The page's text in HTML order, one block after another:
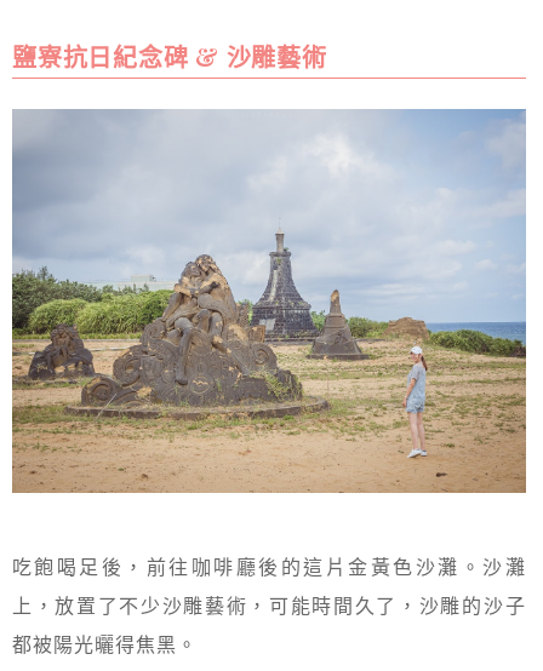
鹽寮抗日紀念碑 & 沙雕藝術
吃飽喝足後，前往咖啡廳後的這片金黃色沙灘。沙灘
上，放置了不少沙雕藝術，可能時間久了，沙雕的沙子
都被陽光曬得焦黑。